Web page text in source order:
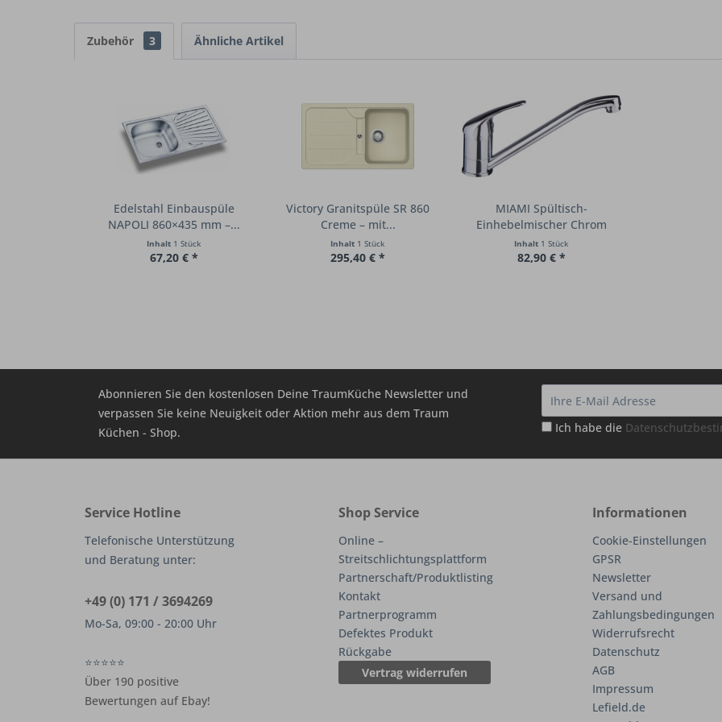
Zubehör 3 Ähnliche Artikel
Edelstahl Einbauspüle
NAPOLI 860×435 mm –...
Inhalt 1 Stück
67,20 € *
Victory Granitspüle SR 860
Creme – mit...
Inhalt 1 Stück
295,40 € *
MIAMI Spültisch-
Einhebelmischer Chrom
Hochdruck...
Inhalt 1 Stück
82,90 € *
Abonnieren Sie den kostenlosen Deine TraumKüche Newsletter und
verpassen Sie keine Neuigkeit oder Aktion mehr aus dem Traum
Küchen - Shop.
Ich habe die
Service Hotline
Telefonische Unterstützung
und Beratung unter:
+49 (0) 171 / 3694269
Mo-Sa, 09:00 - 20:00 Uhr
⭐⭐⭐⭐⭐
Über 190 positive
Bewertungen auf Ebay!
Shop Service
Online –
Streitschlichtungsplattform
Partnerschaft/Produktlisting
Kontakt
Partnerprogramm
Defektes Produkt
Rückgabe
Vertrag widerrufen
Informationen
Cookie-Einstellungen
GPSR
Newsletter
Versand und
Zahlungsbedingungen
Widerrufsrecht
Datenschutz
AGB
Impressum
Lefield.de